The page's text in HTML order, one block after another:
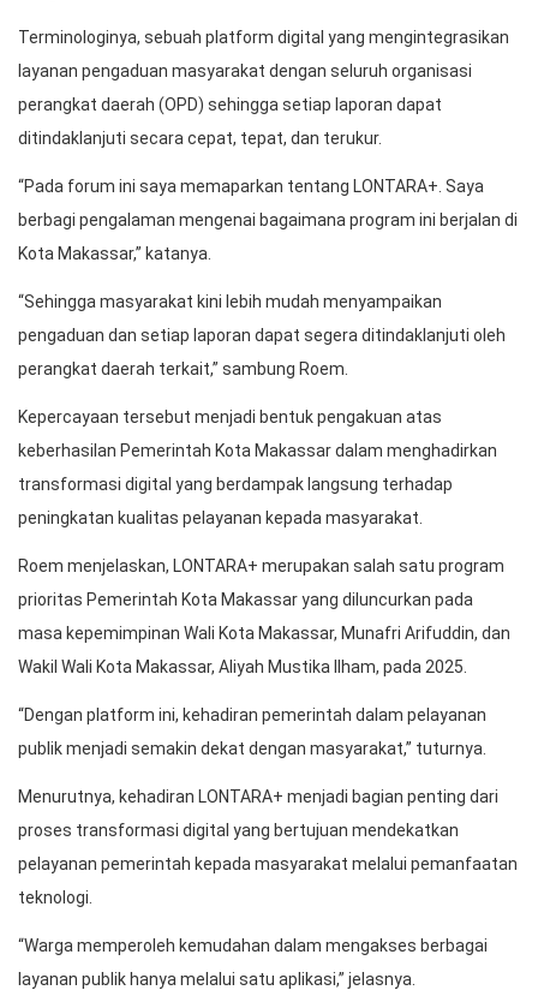
Terminologinya, sebuah platform digital yang mengintegrasikan
layanan pengaduan masyarakat dengan seluruh organisasi
perangkat daerah (OPD) sehingga setiap laporan dapat
ditindaklanjuti secara cepat, tepat, dan terukur.
“Pada forum ini saya memaparkan tentang LONTARA+. Saya
berbagi pengalaman mengenai bagaimana program ini berjalan di
Kota Makassar,” katanya.
“Sehingga masyarakat kini lebih mudah menyampaikan
pengaduan dan setiap laporan dapat segera ditindaklanjuti oleh
perangkat daerah terkait,” sambung Roem.
Kepercayaan tersebut menjadi bentuk pengakuan atas
keberhasilan Pemerintah Kota Makassar dalam menghadirkan
transformasi digital yang berdampak langsung terhadap
peningkatan kualitas pelayanan kepada masyarakat.
Roem menjelaskan, LONTARA+ merupakan salah satu program
prioritas Pemerintah Kota Makassar yang diluncurkan pada
masa kepemimpinan Wali Kota Makassar, Munafri Arifuddin, dan
Wakil Wali Kota Makassar, Aliyah Mustika Ilham, pada 2025.
“Dengan platform ini, kehadiran pemerintah dalam pelayanan
publik menjadi semakin dekat dengan masyarakat,” tuturnya.
Menurutnya, kehadiran LONTARA+ menjadi bagian penting dari
proses transformasi digital yang bertujuan mendekatkan
pelayanan pemerintah kepada masyarakat melalui pemanfaatan
teknologi.
“Warga memperoleh kemudahan dalam mengakses berbagai
layanan publik hanya melalui satu aplikasi,” jelasnya.